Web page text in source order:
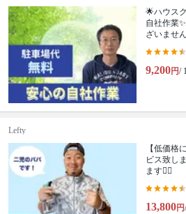
🌟ハウス
自社作業
ざいませ
9,200円/
Lefty
【低価格
ビス致し
ます🙆‍♂️
13,800円